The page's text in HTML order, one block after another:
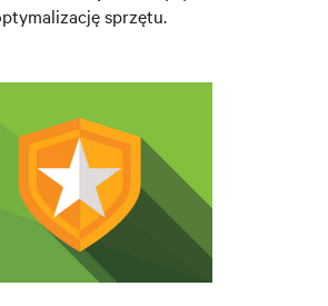
sprzętu.